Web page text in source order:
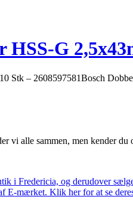
HSS-G
Stk – 2608597581Bosch
vi alle sammen, men kender du
i Fredericia, og derudover
E-mærket. Klik her for at se